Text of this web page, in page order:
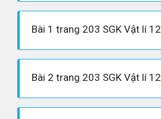
Bài 1 trang 203 SGK Vật lí 12
Bài 2 trang 203 SGK Vật lí 12